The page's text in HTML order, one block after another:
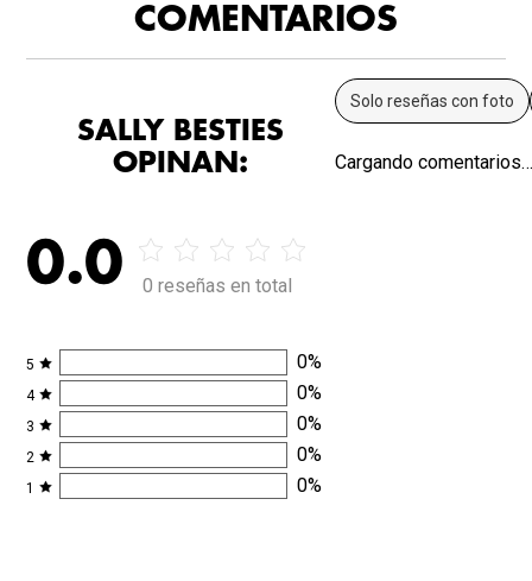
COMENTARIOS
SALLY BESTIES
OPINAN:
0.0 0 reseñas en total
5 0%
4 0%
3 0%
2 0%
1 0%
Solo reseñas con foto
Cargando